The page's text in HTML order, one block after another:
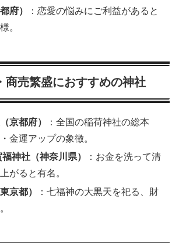
府）
：恋愛の悩みにご利益があると
。
商売繁盛におすすめの神社
京都府）
：全国の稲荷神社の総本
金運アップの象徴。
神社（神奈川県）
：お金を洗って清
がると有名。
京都）
：七福神の大黒天を祀る、財